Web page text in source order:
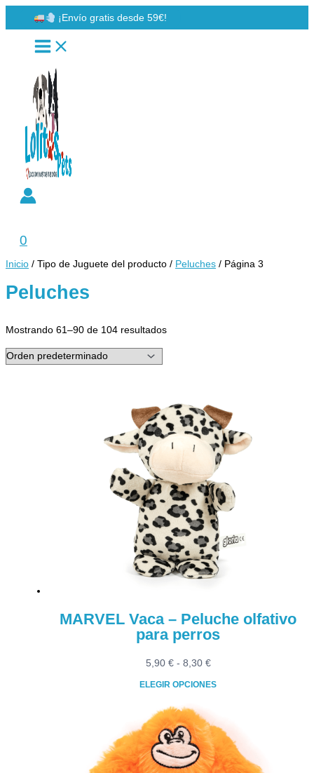
al
contenido
¡Envío gratis desde 59€!
0
Inicio / Tipo de Juguete del producto / Peluches / Página 3
Peluches
Mostrando 61–90 de 104 resultados
MARVEL Vaca – Peluche olfativo
para perros
5,90 € - 8,30 €Rango
5,90 €
hasta
8,30 €
ELEGIR OPCIONES
Este
producto
tiene
múltiples
variantes.